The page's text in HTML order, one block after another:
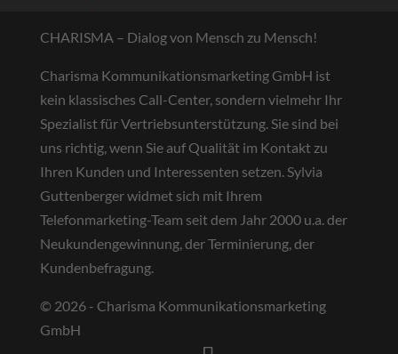
CHARISMA – Dialog von Mensch zu Mensch!
Charisma Kommunikationsmarketing GmbH ist
kein klassisches Call-Center, sondern vielmehr Ihr
Spezialist für Vertriebsunterstützung. Sie sind bei
uns richtig, wenn Sie auf Qualität im Kontakt zu
Ihren Kunden und Interessenten setzen. Sylvia
Guttenberger widmet sich mit Ihrem
Telefonmarketing-Team seit dem Jahr 2000 u.a. der
Neukundengewinnung, der Terminierung, der
Kundenbefragung.
© 2026 - Charisma Kommunikationsmarketing
GmbH